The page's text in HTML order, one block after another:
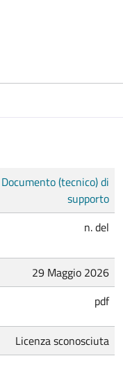
Documento (tecnico) di
supporto
n. del
29 Maggio 2026
pdf
Licenza sconosciuta